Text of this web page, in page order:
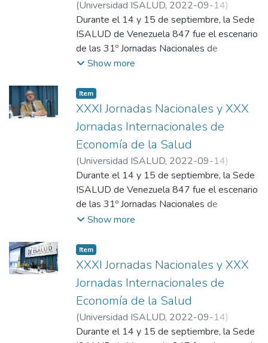
Honorario de Universidad ISALUD.
(Universidad ISALUD, 2022-09-14)
Departamento de Comunicación,
Universidad ISALUD
Durante el 14 y 15 de septiembre, la Sede
ISALUD de Venezuela 847 fue el escenario
de las 31º Jornadas Nacionales de
Economía de la Salud bajo el lema "Lo que
organizado junto a la Asociación de
Economía de la Salud (AES), reunió a
expertos para debatir sobre equidad,
pobreza y el impacto de la innovación
tecnológica en los sistemas sanitarios. Se
destacaron temas clave como la producción
pública de medicamentos y los desafíos del
crecimiento poblacional hacia el 2030.
Está presente el Dr. Ginés González García,
Show more
Item
XXXI Jornadas Nacionales y XXX
Jornadas Internacionales de
Economía de la Salud
(Universidad ISALUD, 2022-09-14)
Departamento de Comunicación,
Universidad ISALUD
Durante el 14 y 15 de septiembre, la Sede
ISALUD de Venezuela 847 fue el escenario
de las 31º Jornadas Nacionales de
Economía de la Salud bajo el lema "Lo que
organizado junto a la Asociación de
Economía de la Salud (AES), reunió a
expertos para debatir sobre equidad,
pobreza y el impacto de la innovación
tecnológica en los sistemas sanitarios. Se
destacaron temas clave como la producción
pública de medicamentos y los desafíos del
Show more
Item
XXXI Jornadas Nacionales y XXX
Jornadas Internacionales de
Economía de la Salud
(Universidad ISALUD, 2022-09-14)
Departamento de Comunicación,
Durante el 14 y 15 de septiembre, la Sede